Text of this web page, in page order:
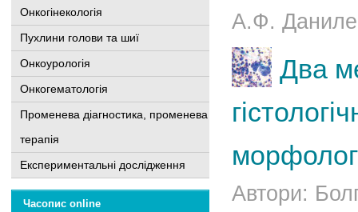
Онкогінекологія
Пухлини голови та шиї
Онкоурологія
Онкогематологія
Променева діагностика, променева
терапія
Експериментальні дослідження
Часопис online
А.Ф.
Два
Автори: